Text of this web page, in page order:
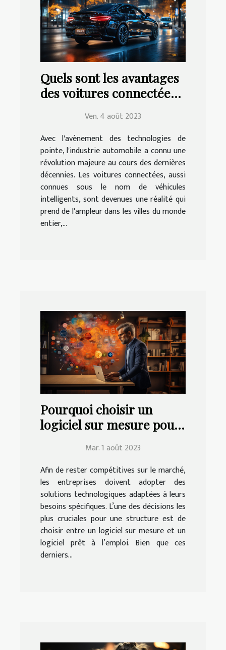
Quels sont les avantages
des voitures connectées
Ven. 4 août 2023
Avec l'avènement des technologies de
pointe, l'industrie automobile a connu une
révolution majeure au cours des dernières
décennies. Les voitures connectées, aussi
connues sous le nom de véhicules
intelligents, sont devenues une réalité qui
prend de l'ampleur dans les villes du monde
entier,...
Pourquoi choisir un
logiciel sur mesure pour
Mar. 1 août 2023
Afin de rester compétitives sur le marché,
les entreprises doivent adopter des
solutions technologiques adaptées à leurs
besoins spécifiques. L’une des décisions les
plus cruciales pour une structure est de
choisir entre un logiciel sur mesure et un
logiciel prêt à l’emploi. Bien que ces
derniers...